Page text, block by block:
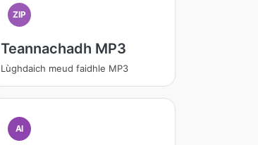
ZIP
Teannachadh MP3
Lùghdaich meud faidhle MP3
AI